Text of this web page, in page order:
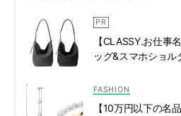
【CLASSY.お仕事
ッグ&スマホショル
FASHION
【10万円以下の名